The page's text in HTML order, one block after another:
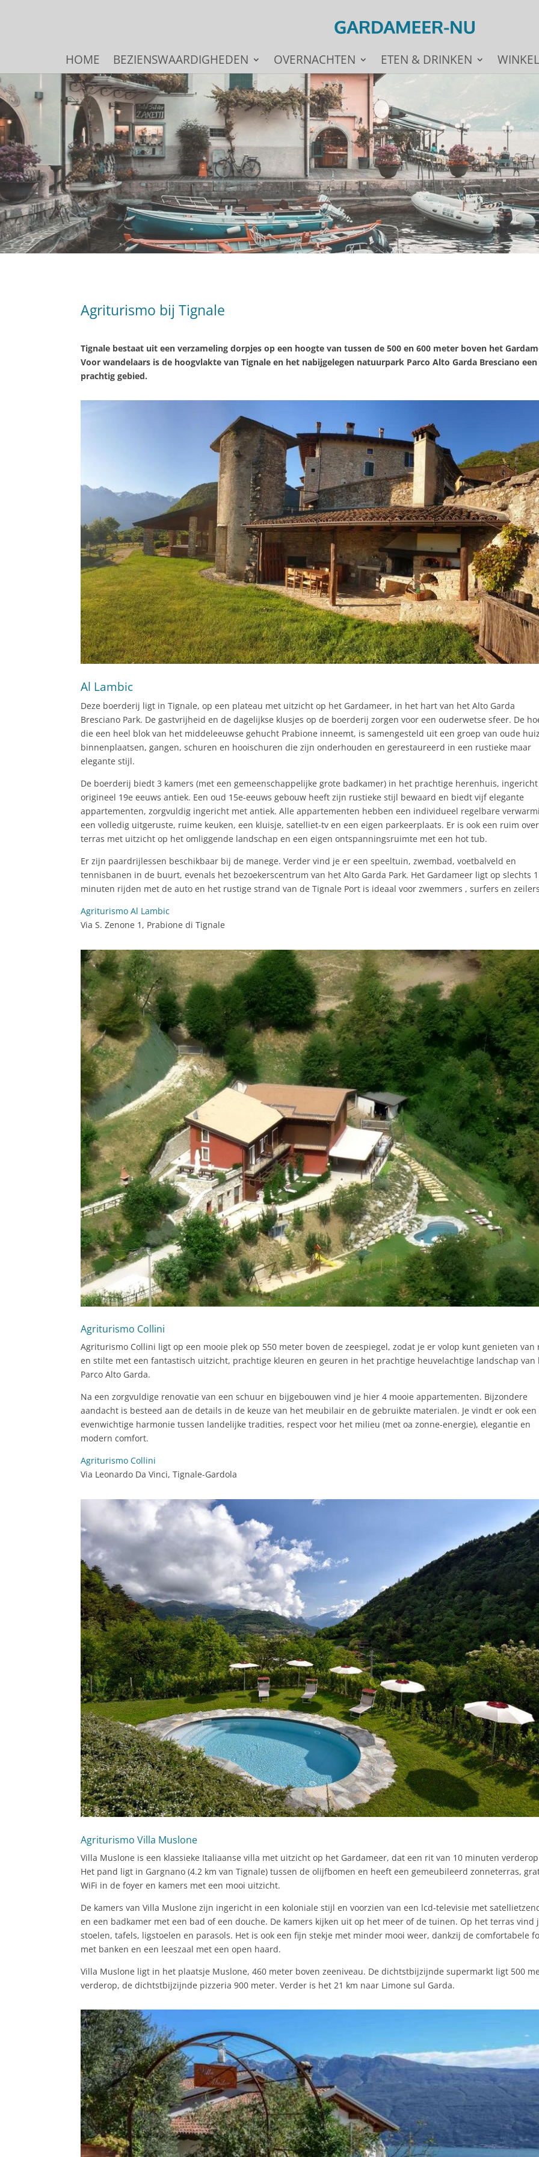
HOME BEZIENSWAARDIGHEDEN OVERNACHTEN ETEN & DRINKEN
Agriturismo bij Tignale
Tignale bestaat uit een verzameling dorpjes op een hoogte van tussen de 500 en 600 meter boven het
Voor wandelaars is de hoogvlakte van Tignale en het nabijgelegen natuurpark Parco Alto Garda Bresciano een
prachtig gebied.
Al Lambic
Deze boerderij ligt in Tignale, op een plateau met uitzicht op het Gardameer, in het hart van het Alto Garda
Bresciano Park. De gastvrijheid en de dagelijkse klusjes op de boerderij zorgen voor een ouderwetse sfeer. De
die een heel blok van het middeleeuwse gehucht Prabione inneemt, is samengesteld uit een groep van oude
binnenplaatsen, gangen, schuren en hooischuren die zijn onderhouden en gerestaureerd in een rustieke maar
elegante stijl.
De boerderij biedt 3 kamers (met een gemeenschappelijke grote badkamer) in het prachtige herenhuis,
origineel 19e eeuws antiek. Een oud 15e-eeuws gebouw heeft zijn rustieke stijl bewaard en biedt vijf elegante
appartementen, zorgvuldig ingericht met antiek. Alle appartementen hebben een individueel regelbare
een volledig uitgeruste, ruime keuken, een kluisje, satelliet-tv en een eigen parkeerplaats. Er is ook een ruim
terras met uitzicht op het omliggende landschap en een eigen ontspanningsruimte met een hot tub.
Er zijn paardrijlessen beschikbaar bij de manege. Verder vind je er een speeltuin, zwembad, voetbalveld en
tennisbanen in de buurt, evenals het bezoekerscentrum van het Alto Garda Park. Het Gardameer ligt op slechts
minuten rijden met de auto en het rustige strand van de Tignale Port is ideaal voor zwemmers , surfers en
Agriturismo Al Lambic
Via S. Zenone 1, Prabione di Tignale
Agriturismo Collini
Agriturismo Collini ligt op een mooie plek op 550 meter boven de zeespiegel, zodat je er volop kunt genieten van
en stilte met een fantastisch uitzicht, prachtige kleuren en geuren in het prachtige heuvelachtige landschap van
Parco Alto Garda.
Na een zorgvuldige renovatie van een schuur en bijgebouwen vind je hier 4 mooie appartementen. Bijzondere
aandacht is besteed aan de details in de keuze van het meubilair en de gebruikte materialen. Je vindt er ook een
evenwichtige harmonie tussen landelijke tradities, respect voor het milieu (met oa zonne-energie), elegantie en
modern comfort.
Agriturismo Collini
Via Leonardo Da Vinci, Tignale-Gardola
Agriturismo Villa Muslone
Villa Muslone is een klassieke Italiaanse villa met uitzicht op het Gardameer, dat een rit van 10 minuten
Het pand ligt in Gargnano (4.2 km van Tignale) tussen de olijfbomen en heeft een gemeubileerd zonneterras,
WiFi in de foyer en kamers met een mooi uitzicht.
De kamers van Villa Muslone zijn ingericht in een koloniale stijl en voorzien van een lcd-televisie met
en een badkamer met een bad of een douche. De kamers kijken uit op het meer of de tuinen. Op het terras vind
stoelen, tafels, ligstoelen en parasols. Het is ook een fijn stekje met minder mooi weer, dankzij de comfortabele
met banken en een leeszaal met een open haard.
Villa Muslone ligt in het plaatsje Muslone, 460 meter boven zeeniveau. De dichtstbijzijnde supermarkt ligt 500
verderop, de dichtstbijzijnde pizzeria 900 meter. Verder is het 21 km naar Limone sul Garda.